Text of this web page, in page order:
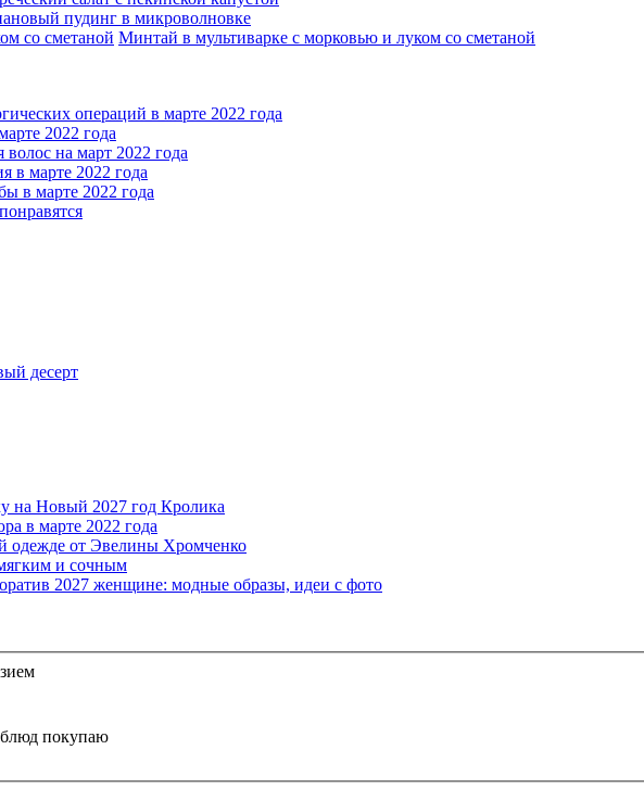
пудинг в микроволновке
Минтай в мультиварке с морковью и луком со сметаной
операций в марте 2022 года
2022 года
на март 2022 года
в марте 2022 года
в марте 2022 года
десерт
на Новый 2027 год Кролика
в марте 2022 года
одежде от Эвелины Хромченко
и сочным
2027 женщине: модные образы, идеи с фото
блюд покупаю